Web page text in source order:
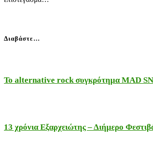
Διαβάστε…
Το alternative rock συγκρότημα MAD
13 χρόνια Εξαρχειώτης – Διήμερο